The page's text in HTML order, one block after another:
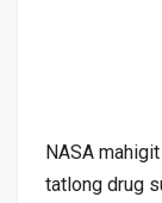
NASA
tatlong drug